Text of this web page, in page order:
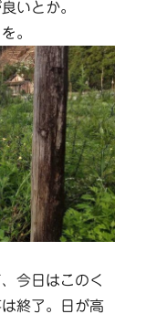
いとか。
。
今日はこのく
終了。日が高